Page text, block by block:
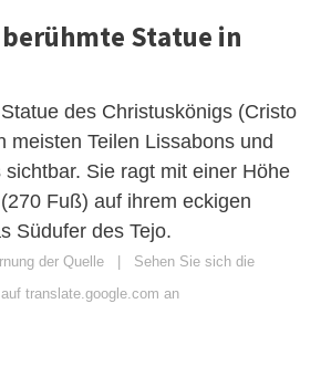
Statue in
des Christuskönigs (Cristo
meisten Teilen Lissabons und
Sie ragt mit einer Höhe
Fuß) auf ihrem eckigen
Südufer des Tejo.
der Quelle | Sehen Sie sich die
translate.google.com an